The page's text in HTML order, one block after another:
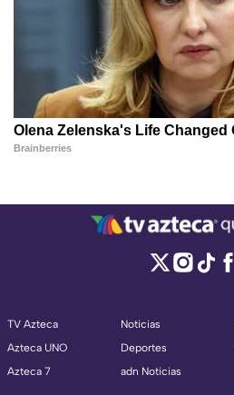
TV Azteca
Azteca UNO
Azteca 7
Noticias
Deportes
adn Noticias